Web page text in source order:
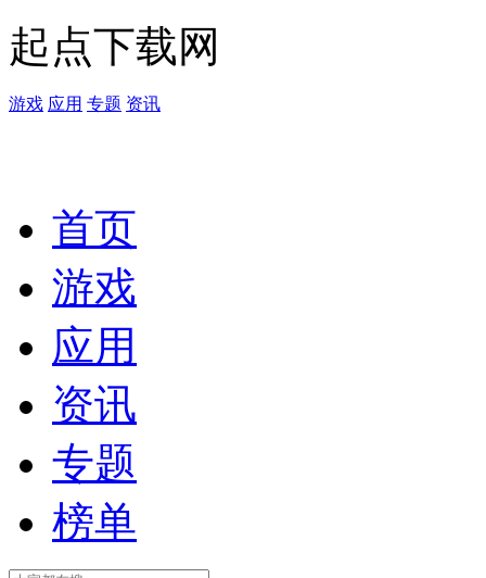
起点下载网
游戏 应用 专题 资讯
首页
游戏
应用
资讯
专题
榜单